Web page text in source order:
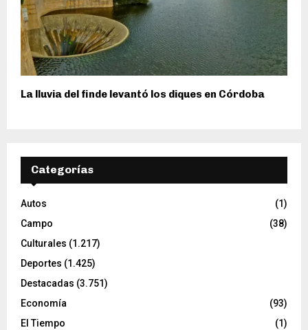
La lluvia del finde levantó los diques en Córdoba
Categorías
Autos
(1)
Campo
(38)
Culturales (1.217)
Deportes (1.425)
Destacadas (3.751)
Economía
(93)
El Tiempo
(1)